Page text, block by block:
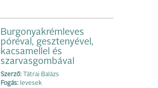
Burgonyakrémleves
póréval, gesztenyével,
kacsamellel és
szarvasgombával
Szerző: Tátrai Balázs
Fogás: levesek